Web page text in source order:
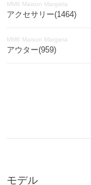
MM6 Maison Margiela
アクセサリー(1464)
MM6 Maison Margiela
アウター(959)
MM6 Maison Margiela
モデル